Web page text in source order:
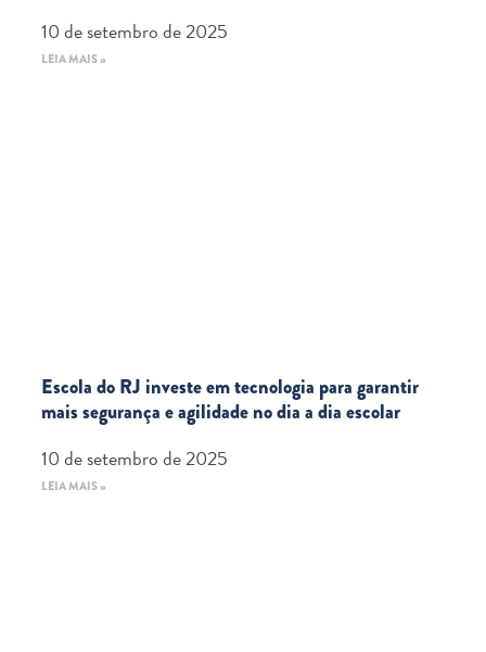
10 de setembro de 2025
LEIA MAIS »
Escola do RJ investe em tecnologia para garantir
mais segurança e agilidade no dia a dia escolar
10 de setembro de 2025
LEIA MAIS »